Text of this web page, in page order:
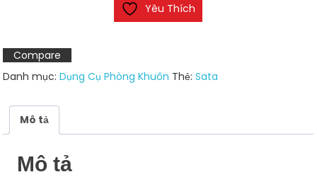
6
chi
tiết
lượng
Yêu Thích
Compare
Danh mục:Dụng Cụ Phòng Khuôn Thẻ:Sata
Mô tả
Mô tả